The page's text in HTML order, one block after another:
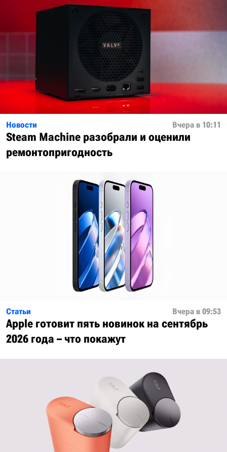
Новости Вчера в 10:11
Steam Machine разобрали и оценили
ремонтопригодность
Статьи Вчера в 09:53
Apple готовит пять новинок на сентябрь
2026 года – что покажут